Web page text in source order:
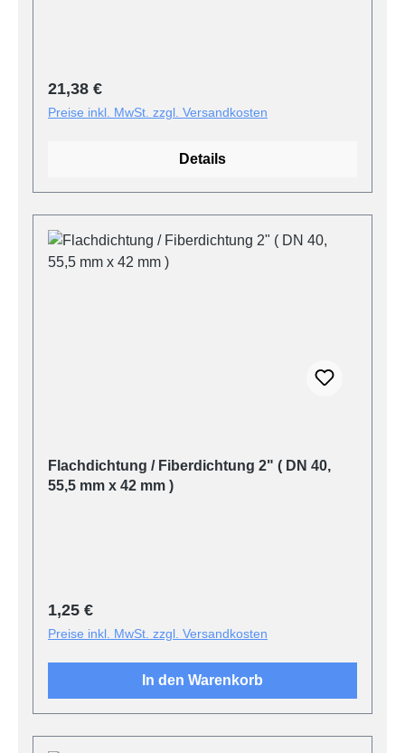
Regulärer Preis:
21,38 €
Preise inkl. MwSt. zzgl. Versandkosten
Details
Flachdichtung / Fiberdichtung 2" ( DN 40,
55,5 mm x 42 mm )
Regulärer Preis:
1,25 €
Preise inkl. MwSt. zzgl. Versandkosten
In den Warenkorb